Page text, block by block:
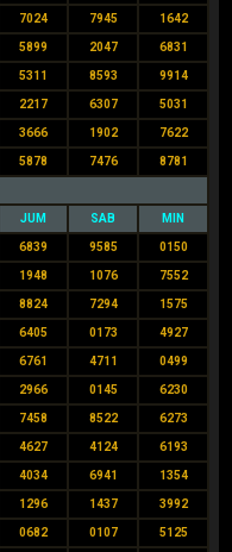
7024 7945 1642
5899 2047 6831
5311 8593 9914
2217 6307 5031
3666 1902 7622
5878 7476 8781
JUM SAB MIN
6839 9585 0150
1948 1076 7552
8824 7294 1575
6405 0173 4927
6761 4711 0499
2966 0145 6230
7458 8522 6273
4627 4124 6193
4034 6941 1354
1296 1437 3992
0682 0107 5125